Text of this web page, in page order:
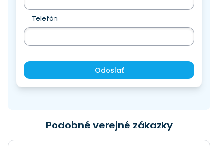
Telefón
Odoslať
Podobné verejné zákazky